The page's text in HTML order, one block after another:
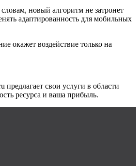
новый алгоритм не затронет
адаптированность для мобильных
окажет воздействие только на
предлагает свои услуги в области
ресурса и ваша прибыль.